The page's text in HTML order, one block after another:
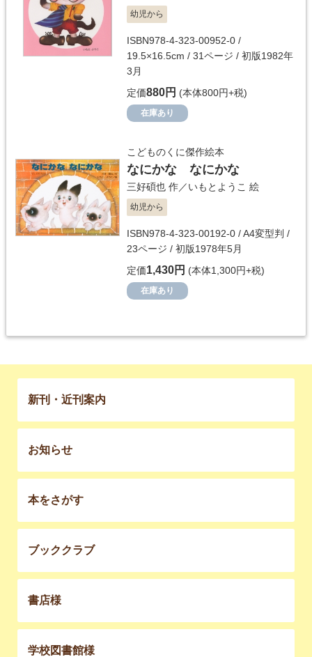
幼児から
ISBN978-4-323-00952-0 /
19.5×16.5cm / 31ページ / 初版1982年
3月
定価880円 (本体800円+税)
在庫あり
こどものくに傑作絵本
なにかな なにかな
三好碩也 作／いもとようこ 絵
幼児から
ISBN978-4-323-00192-0 / A4変型判 /
23ページ / 初版1978年5月
定価1,430円 (本体1,300円+税)
在庫あり
新刊・近刊案内
お知らせ
本をさがす
ブッククラブ
書店様
学校図書館様